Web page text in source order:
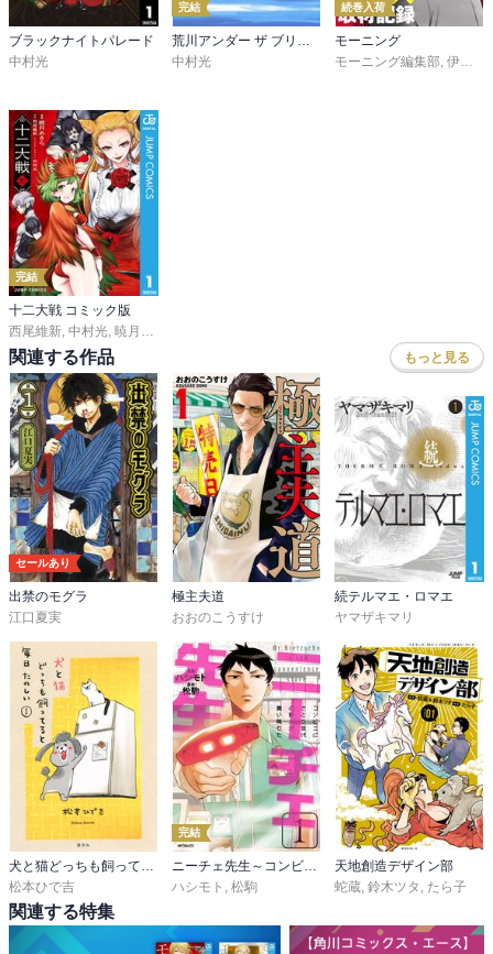
ブラックナイトパレード
中村光
完結
荒川アンダー ザ ブリッジ
中村光
続巻入荷
モーニング
モーニング編集部, 伊咲智太
完結
十二大戦 コミック版
西尾維新 中村光 暁月あきら
関連する作品 もっと見る
セールあり
出禁のモグラ
江口夏実
極主夫道
おおのこうすけ
続テルマエ・ロマエ
ヤマザキマリ
松本ひで吉
完結
ハシモト
松駒
天地創造デザイン部
蛇蔵 鈴木ツタ たら子
関連する特集